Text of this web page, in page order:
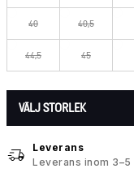
40 40,5
44,5 45
VÄLJ STORLEK
Leverans
Leverans inom